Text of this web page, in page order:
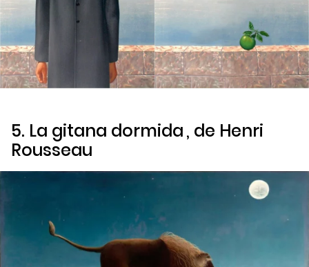
5. La gitana dormida, de Henri
Rousseau